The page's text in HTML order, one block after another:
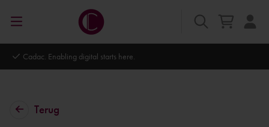
Autodesk Platinum Partner
Terug